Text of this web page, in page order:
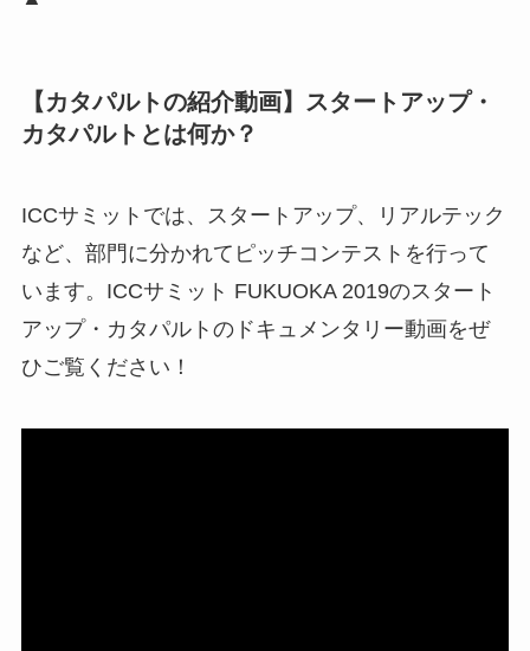
【カタパルトの紹介動画】スタートアップ・
カタパルトとは何か？
ICCサミットでは、スタートアップ、リアルテック
など、部門に分かれてピッチコンテストを行って
います。ICCサミット FUKUOKA 2019のスタート
アップ・カタパルトのドキュメンタリー動画をぜ
ひご覧ください！